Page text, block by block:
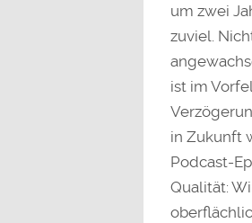
um zwei
zuviel.
ist im
in Zukunft
Podcast-
Qualität: